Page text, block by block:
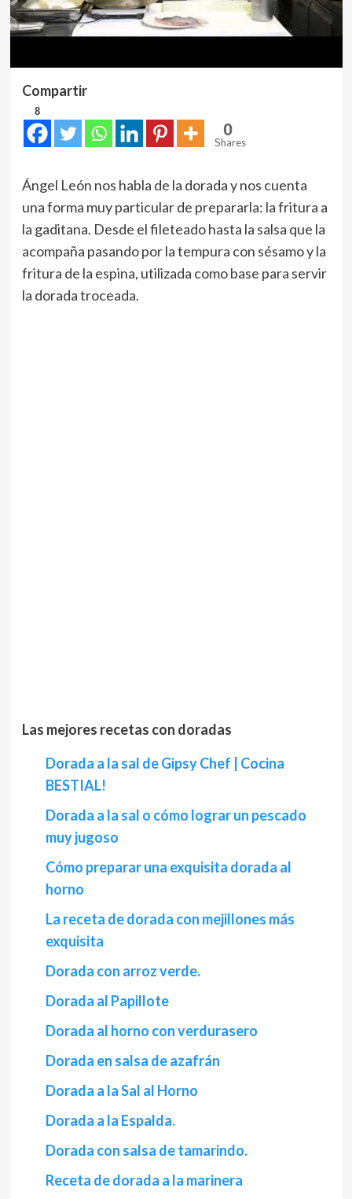
Compartir
8
0
Shares
Ángel León nos habla de la dorada y nos cuenta
una forma muy particular de prepararla: la fritura a
la gaditana. Desde el fileteado hasta la salsa que la
acompaña pasando por la tempura con sésamo y la
fritura de la espina, utilizada como base para servir
la dorada troceada.
Las mejores recetas con doradas
Dorada a la sal de Gipsy Chef | Cocina
BESTIAL!
Dorada a la sal o cómo lograr un pescado
muy jugoso
Cómo preparar una exquisita dorada al
horno
La receta de dorada con mejillones más
exquisita
Dorada con arroz verde.
Dorada al Papillote
Dorada al horno con verdurasero
Dorada en salsa de azafrán
Dorada a la Sal al Horno
Dorada a la Espalda.
Dorada con salsa de tamarindo.
Receta de dorada a la marinera